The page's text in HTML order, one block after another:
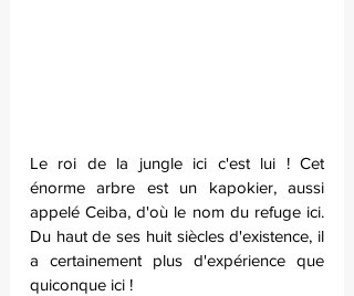
Le roi de la jungle ici c'est lui ! Cet
énorme arbre est un kapokier, aussi
appelé Ceiba, d'où le nom du refuge ici.
Du haut de ses huit siècles d'existence, il
a certainement plus d'expérience que
quiconque ici !